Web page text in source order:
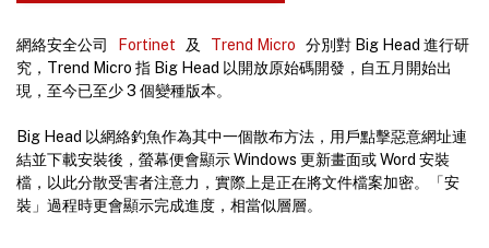
網絡安全公司 Fortinet 及 Trend Micro
分別對 Big Head 進行研
究，Trend Micro 指 Big Head 以開放原始碼開發，自五月開始出
現，至今已至少 3 個變種版本。
Big Head 以網絡釣魚作為其中一個散布方法，用戶點擊惡意網址連
結並下載安裝後，螢幕便會顯示 Windows 更新畫面或 Word 安裝
檔，以此分散受害者注意力，實際上是正在將文件檔案加密。「安
裝」過程時更會顯示完成進度，相當似層層。